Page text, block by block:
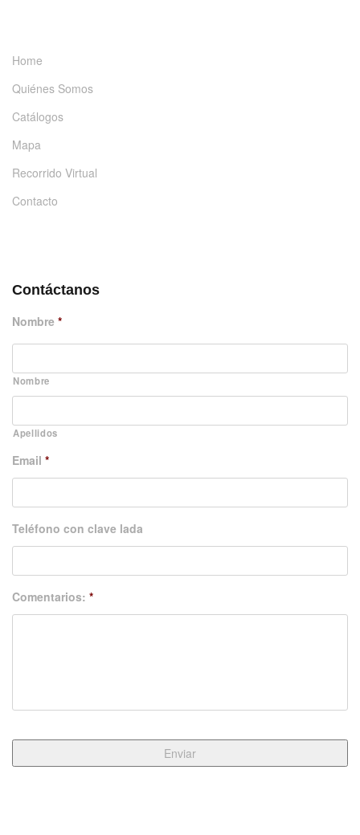
Home
Quiénes Somos
Catálogos
Mapa
Recorrido Virtual
Contacto
Contáctanos
Nombre *
Nombre
Apellidos
Email *
Teléfono con clave lada
Comentarios: *